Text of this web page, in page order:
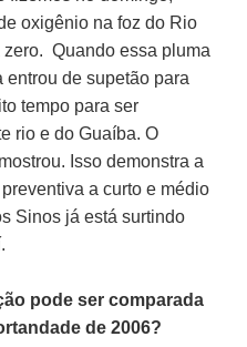
oxigênio na foz do Rio
Quando essa pluma
de supetão para
tempo para ser
rio e do Guaíba. O
Isso demonstra a
a curto e médio
Sinos já está surtindo
pode ser comparada
de 2006?